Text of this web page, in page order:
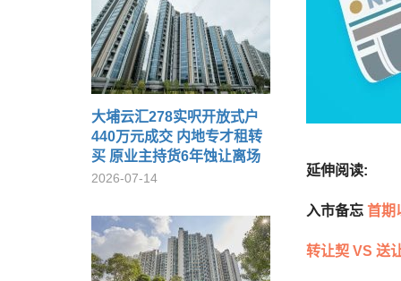
大埔云汇278实呎开放式户
440万元成交 内地专才租转
买 原业主持货6年蚀让离场
2026-07-14 延伸阅读:
入市备忘 首期
转让契 VS 送